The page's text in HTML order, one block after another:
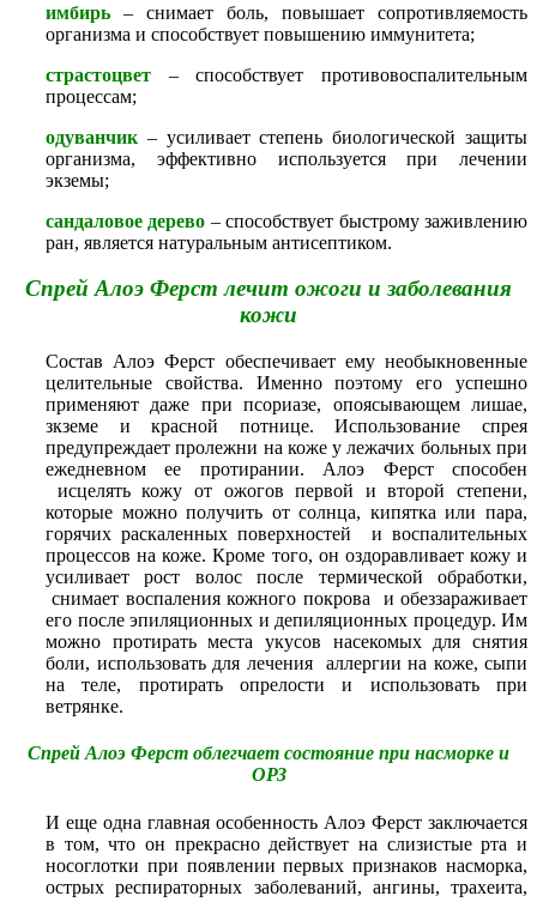
имбирь – снимает боль, повышает сопротивляемость
организма и способствует повышению иммунитета;
страстоцвет – способствует противовоспалительным
процессам;
одуванчик – усиливает степень биологической защиты
организма, эффективно используется при лечении
экземы;
сандаловое дерево – способствует быстрому заживлению
ран, является натуральным антисептиком.
Спрей Алоэ Ферст лечит ожоги и заболевания
кожи
Состав Алоэ Ферст обеспечивает ему необыкновенные
целительные свойства. Именно поэтому его успешно
применяют даже при псориазе, опоясывающем лишае,
зкземе и красной потнице. Использование спрея
предупреждает пролежни на коже у лежачих больных при
ежедневном ее протирании. Алоэ Ферст способен
исцелять кожу от ожогов первой и второй степени,
которые можно получить от солнца, кипятка или пара,
горячих раскаленных поверхностей и воспалительных
процессов на коже. Кроме того, он оздоравливает кожу и
усиливает рост волос после термической обработки,
снимает воспаления кожного покрова и обеззараживает
его после эпиляционных и депиляционных процедур. Им
можно протирать места укусов насекомых для снятия
боли, использовать для лечения аллергии на коже, сыпи
на теле, протирать опрелости и использовать при
ветрянке.
Спрей Алоэ Ферст облегчает состояние при насморке и
ОРЗ
И еще одна главная особенность Алоэ Ферст заключается
в том, что он прекрасно действует на слизистые рта и
носоглотки при появлении первых признаков насморка,
острых респираторных заболеваний, ангины, трахеита,